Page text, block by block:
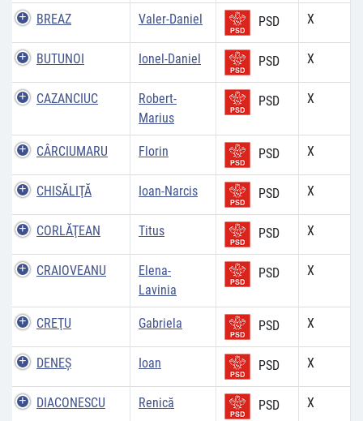
BREAZ Valer-Daniel PSD X
BUTUNOI Ionel-Daniel PSD X
CAZANCIUC
Robert-
Marius
PSD X
CÂRCIUMARU Florin PSD X
CHISĂLIŢĂ Ioan-Narcis PSD X
CORLĂŢEAN Titus PSD X
CRAIOVEANU
Elena-
Lavinia
PSD X
CREŢU Gabriela PSD X
DENEŞ Ioan PSD X
DIACONESCU Renică PSD X